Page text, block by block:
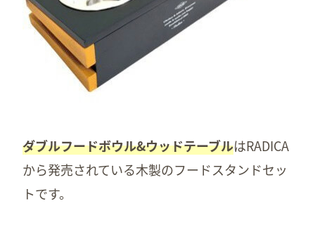
ダブルフードボウル&ウッドテーブルはRADICA
から発売されている木製のフードスタンドセッ
トです。